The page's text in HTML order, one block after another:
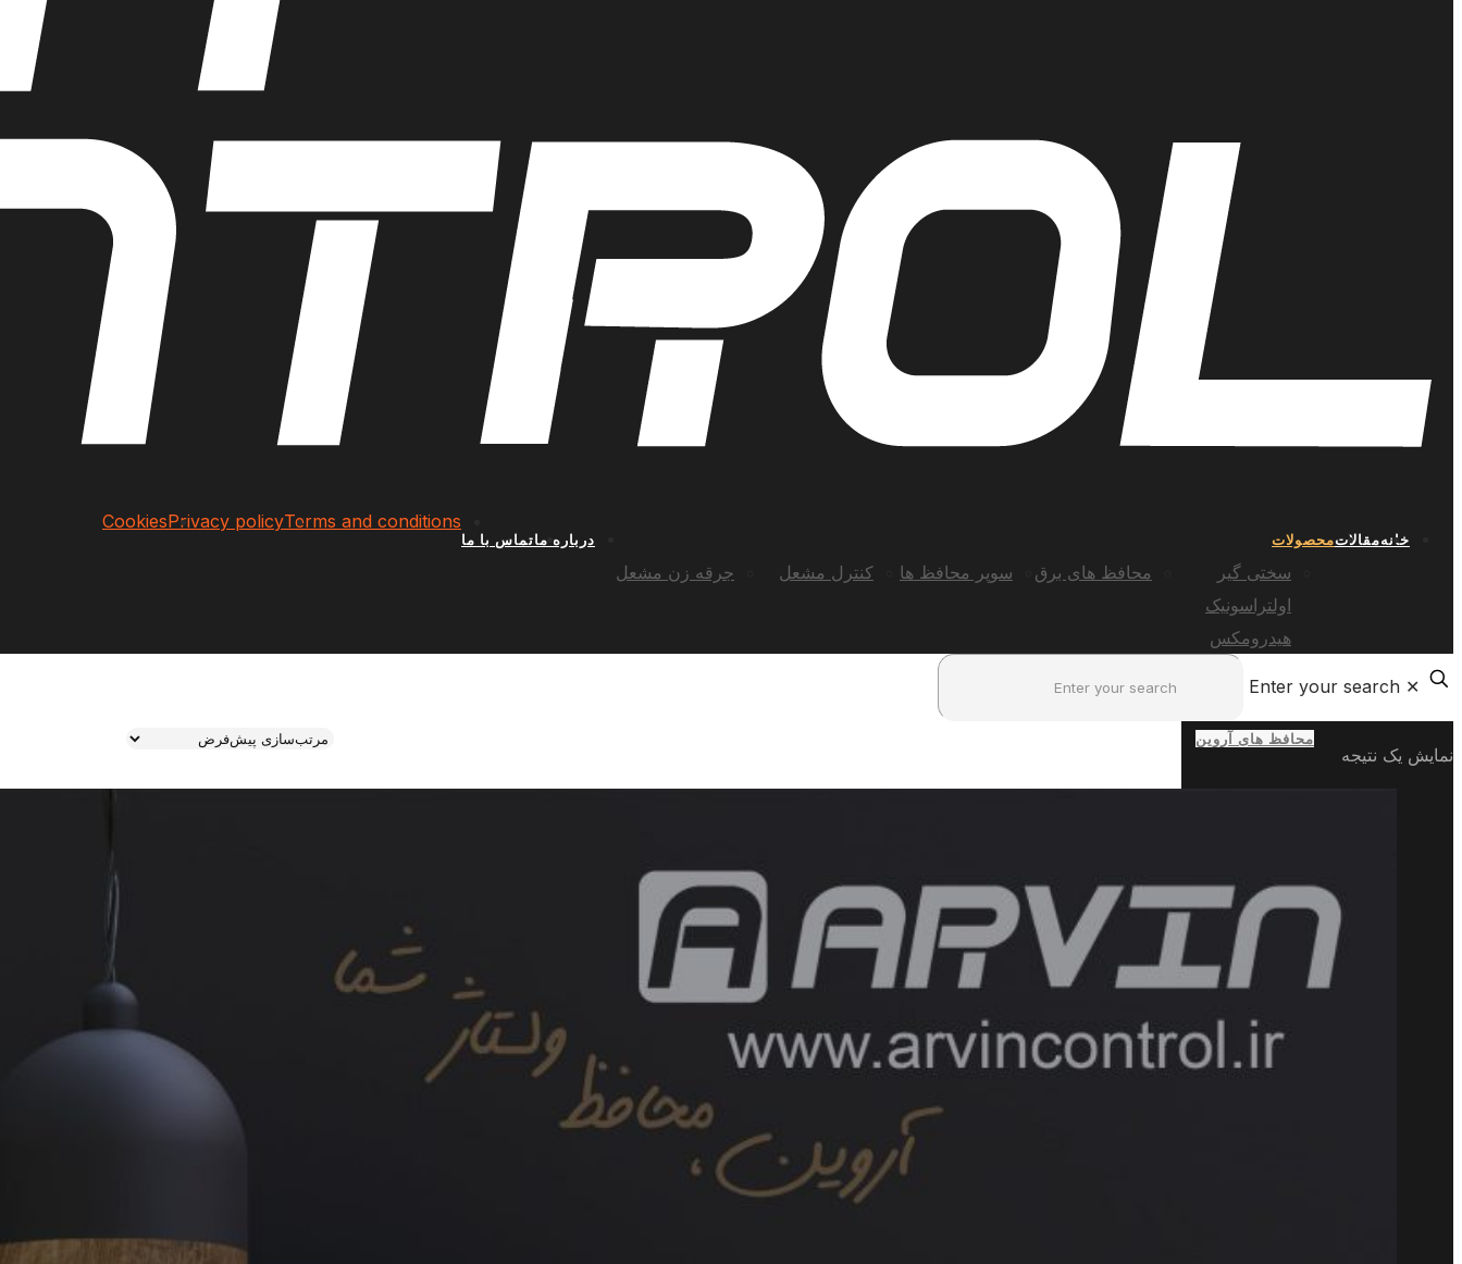
خانهمقالاتمحصولات
سختی گیر
اولتراسونیک
هیدرومکس
محافظ های برق سوپر محافظ ها کنترل مشعل جرقه زن مشعل
درباره ماتماس با ما
Terms and conditions
Privacy policy
Cookies
✕
Enter your search
نمایش یک نتیجه
محافظ های آروین